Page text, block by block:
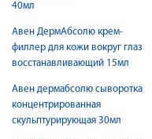
40мл
Авен ДермАбсолю крем-
филлер для кожи вокруг глаз
восстанавливающий 15мл
Авен дермабсолю сыворотка
концентрированная
скульптурирующая 30мл